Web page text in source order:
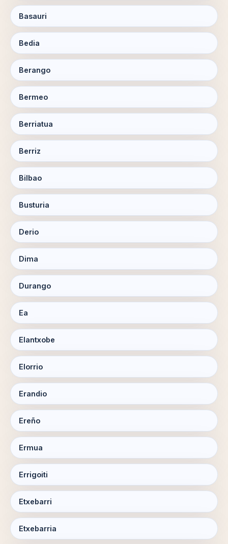
Basauri
Bedia
Berango
Bermeo
Berriatua
Berriz
Bilbao
Busturia
Derio
Dima
Durango
Ea
Elantxobe
Elorrio
Erandio
Ereño
Ermua
Errigoiti
Etxebarri
Etxebarria